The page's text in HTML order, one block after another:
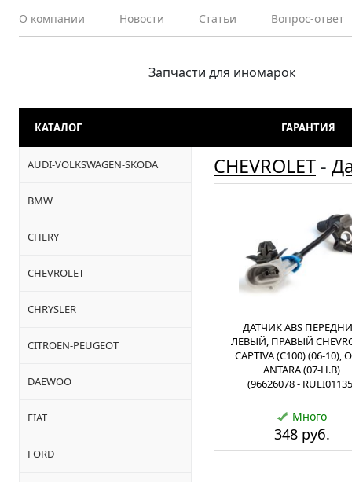
О компании Новости Статьи Вопрос-ответ
Запчасти для иномарок
КАТАЛОГ ГАРАНТИЯ
AUDI-VOLKSWAGEN-SKODA
BMW
CHERY
CHEVROLET
CHRYSLER
CITROEN-PEUGEOT
DAEWOO
FIAT
FORD
CHEVROLET -
ДАТЧИК ABS
ЛЕВЫЙ, ПРАВЫЙ
CAPTIVA (C100) (06-10),
ANTARA (07-Н.В)
(96626078 -
Много
348 руб.